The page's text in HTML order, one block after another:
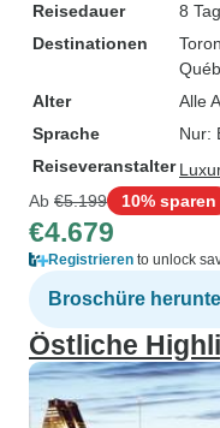
Reisedauer
8
Destinationen
Alter
Alle
Sprache
Nur:
Reiseveranstalter
Ab €5.199 10% sparen
€4.679
Registrieren to unlock
Broschüre
Östliche